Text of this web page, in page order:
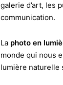
galerie d’art, les
communication.
La photo en
monde qui nous
lumière naturelle